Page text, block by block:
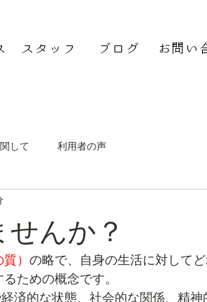
スタッフ ブログ お問い
して 利用者の声
んか？
） の略で、自身の生活に対して
ための概念です。
済的な状態、社会的な関係、精神